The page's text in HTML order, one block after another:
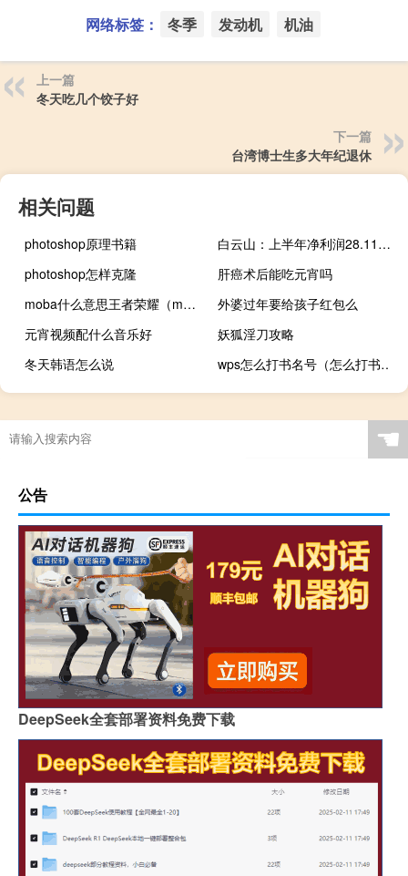
网络标签： 冬季 发动机 机油
上一篇
冬天吃几个饺子好
下一篇
台湾博士生多大年纪退休
相关问题
photoshop原理书籍
白云山：上半年净利润28.11亿元
photoshop怎样克隆
肝癌术后能吃元宵吗
moba什么意思王者荣耀（moba什么意思）
外婆过年要给孩子红包么
元宵视频配什么音乐好
妖狐淫刀攻略
冬天韩语怎么说
wps怎么打书名号（怎么打书名号）
☚
公告
DeepSeek全套部署资料免费下载